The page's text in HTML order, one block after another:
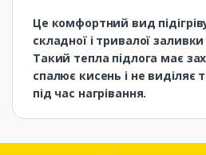
Це комфортний вид
складної і тривалої
Такий тепла підлога має
спалює кисень і не виділяє
під час нагрівання.